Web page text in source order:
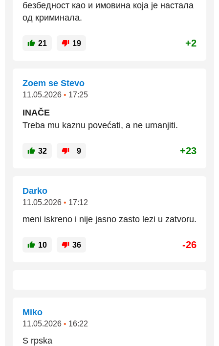
безбедност као и имовина која је настала
од криминала.
21 19 +2
Zoem se Stevo
11.05.2026 • 17:25
INAČE
Treba mu kaznu povećati, a ne umanjiti.
32 9 +23
Darko
11.05.2026 • 17:12
meni iskreno i nije jasno zasto lezi u zatvoru.
10 36 -26
Miko
11.05.2026 • 16:22
S rpska